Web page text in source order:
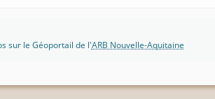
sur le Géoportail de l'ARB Nouvelle-Aquitaine